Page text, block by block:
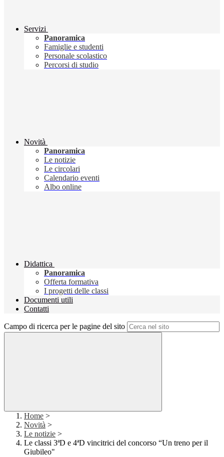
Servizi
Panoramica
Famiglie e studenti
Personale scolastico
Percorsi di studio
Novità
Panoramica
Le notizie
Le circolari
Calendario eventi
Albo online
Didattica
Panoramica
Offerta formativa
I progetti delle classi
Documenti utili
Contatti
Campo di ricerca per le pagine del sito
Home >
Novità >
Le notizie >
Le classi 3ªD e 4ªD vincitrici del concorso “Un treno per il
Giubileo"